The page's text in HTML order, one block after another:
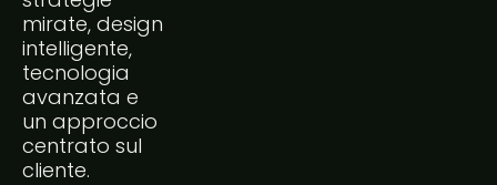
mirate, design
intelligente,
tecnologia
avanzata e
un approccio
centrato sul
cliente.